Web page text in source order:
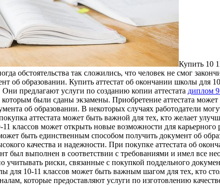
Купить 10
обстоятельства так сложились, что человек не смог
об образовании. Купить аттестат об окончании школы
предлагают услуги по созданию копии аттестата диплом 9
были сданы экзамены. Приобретение аттестата может
об образовании. В некоторых случаях работодатели
аттестата может быть важной для тех, кто желает
классов может открыть новые возможности для карьерного
быть единственным способом получить документ об
качества и надежности. При покупке аттестата об
был выполнен в соответствии с требованиями и имел все
риски, связанные с покупкой поддельного
для 10-11 классов может быть важным шагом для тех, кто
которые предоставляют услуги по изготовлению